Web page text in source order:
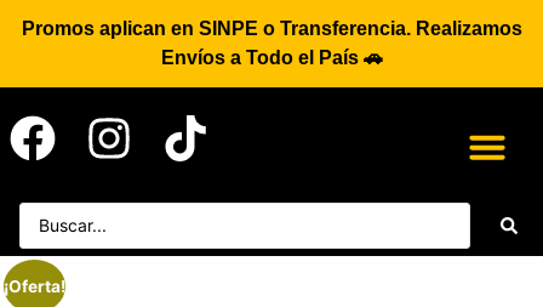
Promos aplican en SINPE o Transferencia. Realizamos
Envíos a Todo el País 🚗
¡Oferta!